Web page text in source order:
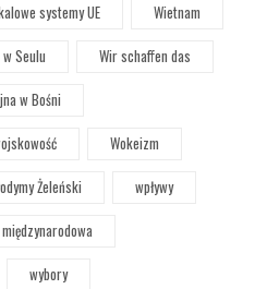
systemy UE
Wietnam
Seulu
Wir schaffen das
w Bośni
Wokeizm
Żeleński
wpływy
wybory